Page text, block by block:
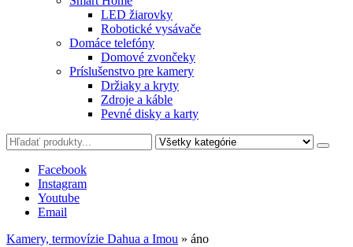
LED žiarovky
Robotické vysávače
Domáce telefóny
Domové zvončeky
Príslušenstvo pre kamery
Držiaky a kryty
Zdroje a káble
Pevné disky a karty
Facebook
Instagram
Youtube
Email
Kamery, termovízie Dahua a Imou » áno